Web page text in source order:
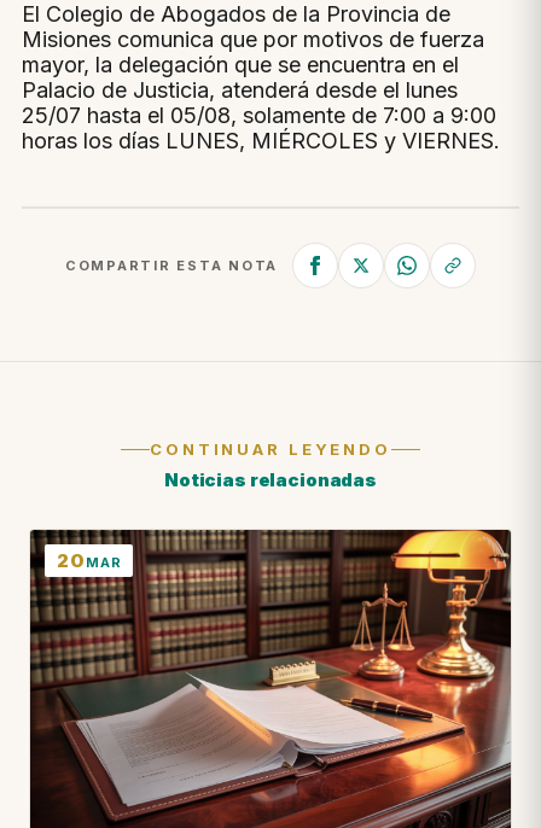
El Colegio de Abogados de la Provincia de
Misiones comunica que por motivos de fuerza
mayor, la delegación que se encuentra en el
Palacio de Justicia, atenderá desde el lunes
25/07 hasta el 05/08, solamente de 7:00 a 9:00
horas los días LUNES, MIÉRCOLES y VIERNES.
COMPARTIR ESTA NOTA
CONTINUAR LEYENDO
Noticias relacionadas
20 MAR